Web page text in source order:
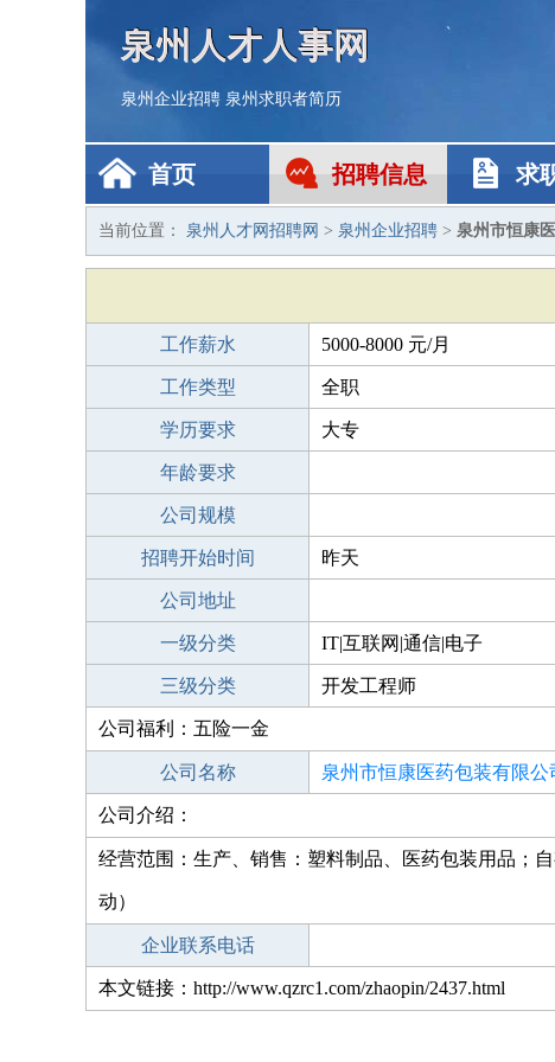
泉州人才人事网
泉州企业招聘 泉州求职者简历
首页 招聘信息 求
当前位置： 泉州人才网招聘网 > 泉州企业招聘 > 泉州市恒康
工作薪水 5000-8000 元/月
工作类型 全职
学历要求 大专
年龄要求
公司规模
招聘开始时间 昨天
公司地址
一级分类 IT|互联网|通信|电子
三级分类 开发工程师
公司福利：五险一金
公司名称 泉州市恒康医药包装有限公
公司介绍：
经营范围：生产、销售：塑料制品、医药包装用品；
动）
企业联系电话
本文链接：http://www.qzrc1.com/zhaopin/2437.html